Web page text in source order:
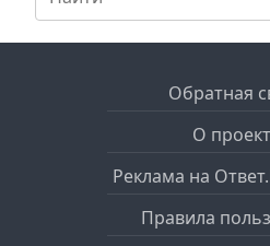
Обратная
О
Реклама на
Правила